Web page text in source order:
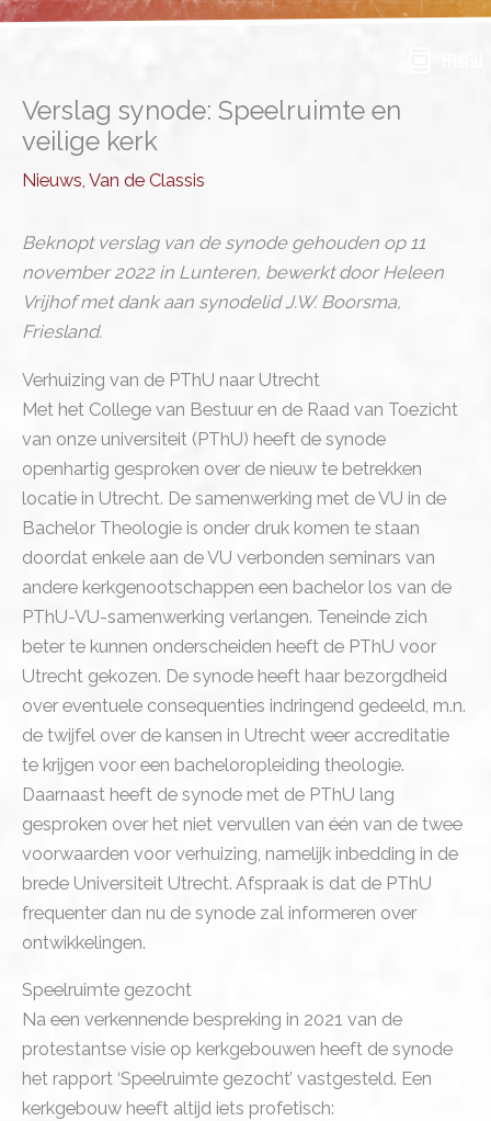
Ga
inhoud
Verslag synode: Speelruimte en
veilige kerk
Nieuws Van de Classis
Beknopt verslag van de synode gehouden op 11
november 2022 in Lunteren, bewerkt door Heleen
Vrijhof met dank aan synodelid J.W. Boorsma,
Friesland.
Verhuizing van de PThU naar Utrecht
Met het College van Bestuur en de Raad van Toezicht
van onze universiteit (PThU) heeft de synode
openhartig gesproken over de nieuw te betrekken
locatie in Utrecht. De samenwerking met de VU in de
Bachelor Theologie is onder druk komen te staan
doordat enkele aan de VU verbonden seminars van
andere kerkgenootschappen een bachelor los van de
PThU-VU-samenwerking verlangen. Teneinde zich
beter te kunnen onderscheiden heeft de PThU voor
Utrecht gekozen. De synode heeft haar bezorgdheid
over eventuele consequenties indringend gedeeld, m.n.
de twijfel over de kansen in Utrecht weer accreditatie
te krijgen voor een bacheloropleiding theologie.
Daarnaast heeft de synode met de PThU lang
gesproken over het niet vervullen van één van de twee
voorwaarden voor verhuizing, namelijk inbedding in de
brede Universiteit Utrecht. Afspraak is dat de PThU
frequenter dan nu de synode zal informeren over
ontwikkelingen.
Speelruimte gezocht
Na een verkennende bespreking in 2021 van de
protestantse visie op kerkgebouwen heeft de synode
het rapport ‘Speelruimte gezocht’ vastgesteld. Een
kerkgebouw heeft altijd iets profetisch: